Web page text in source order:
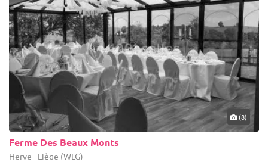
(8)
Ferme Des Beaux Monts
Herve - Liège (WLG)